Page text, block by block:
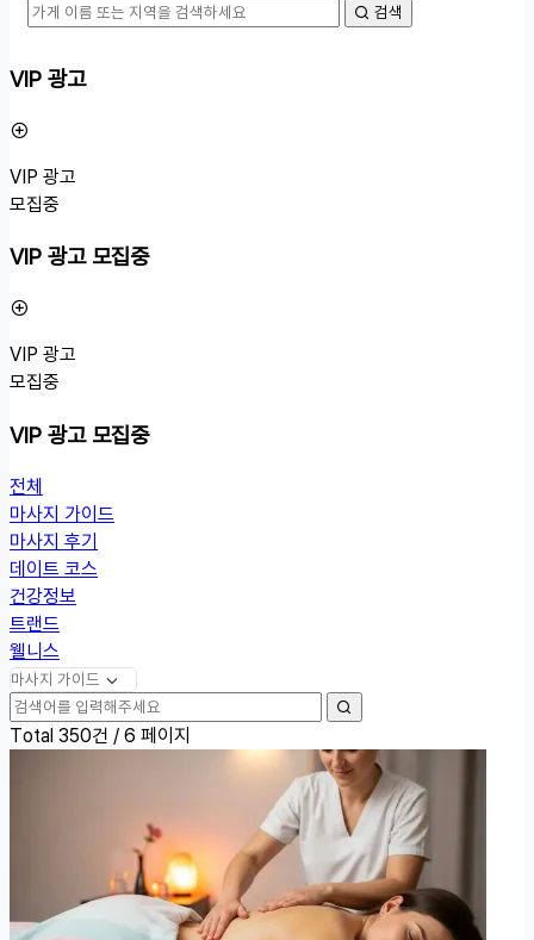
검색
VIP 광고
VIP 광고
모집중
VIP 광고 모집중
VIP 광고
모집중
VIP 광고 모집중
전체
열
린
분
류
마사지 가이드
마사지 후기
데이트 코스
건강정보
트랜드
웰니스
검
색
어
검
색
Total 350건 /6 페이지